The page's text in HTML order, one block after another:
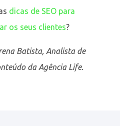
dicas de SEO para
os seus clientes?
Batista, Analista de
da Agência Life.